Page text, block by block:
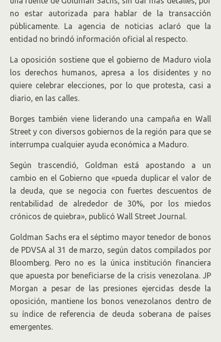
no estar autorizada para hablar de la transacción
públicamente. La agencia de noticias aclaró que la
entidad no brindó información oficial al respecto.
La oposición sostiene que el gobierno de Maduro viola
los derechos humanos, apresa a los disidentes y no
quiere celebrar elecciones, por lo que protesta, casi a
diario, en las calles.
Borges también viene liderando una campaña en Wall
Street y con diversos gobiernos de la región para que se
interrumpa cualquier ayuda económica a Maduro.
Según trascendió, Goldman está apostando a un
cambio en el Gobierno que «pueda duplicar el valor de
la deuda, que se negocia con fuertes descuentos de
rentabilidad de alrededor de 30%, por los miedos
crónicos de quiebra», publicó Wall Street Journal.
Goldman Sachs era el séptimo mayor tenedor de bonos
de PDVSA al 31 de marzo, según datos compilados por
Bloomberg. Pero no es la única institución financiera
que apuesta por beneficiarse de la crisis venezolana. JP
Morgan a pesar de las presiones ejercidas desde la
oposición, mantiene los bonos venezolanos dentro de
su índice de referencia de deuda soberana de países
emergentes.